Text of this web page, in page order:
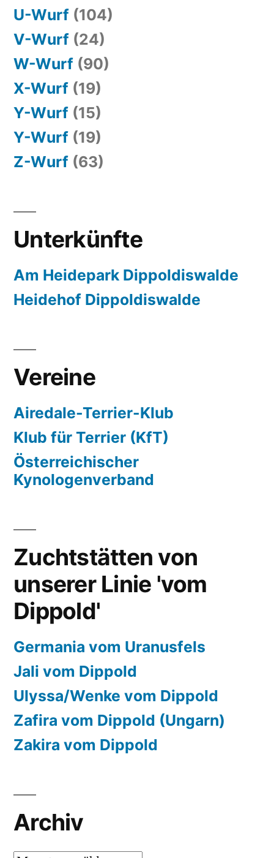
U-Wurf (104)
V-Wurf (24)
W-Wurf (90)
X-Wurf (19)
Y-Wurf (15)
Y-Wurf (19)
Z-Wurf (63)
Unterkünfte
Am Heidepark Dippoldiswalde
Heidehof Dippoldiswalde
Vereine
Airedale-Terrier-Klub
Klub für Terrier (KfT)
Österreichischer
Kynologenverband
Zuchtstätten von
unserer Linie 'vom
Dippold'
Germania vom Uranusfels
Jali vom Dippold
Ulyssa/Wenke vom Dippold
Zafira vom Dippold (Ungarn)
Zakira vom Dippold
Archiv